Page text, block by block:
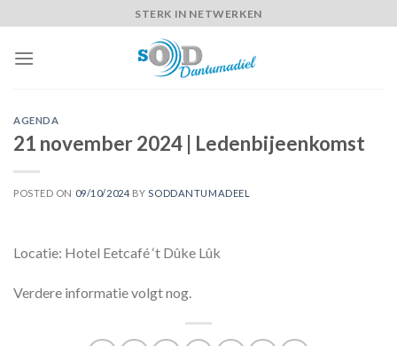
to
content
STERK IN NETWERKEN
AGENDA
21 november 2024 | Ledenbijeenkomst
POSTED ON 09/10/2024 BY SODDANTUMADEEL
Locatie: Hotel Eetcafé ‘t Dûke Lûk
Verdere informatie volgt nog.